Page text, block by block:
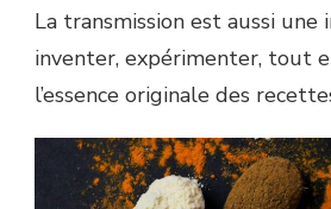
La transmission est aussi une
inventer, expérimenter, tout
l’essence originale des